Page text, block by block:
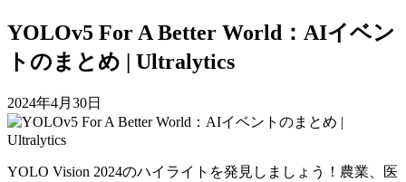
YOLOv5 For A Better World：AIイベン
トのまとめ | Ultralytics
2024年4月30日
YOLO Vision 2024のハイライトを発見しましょう！農業、医